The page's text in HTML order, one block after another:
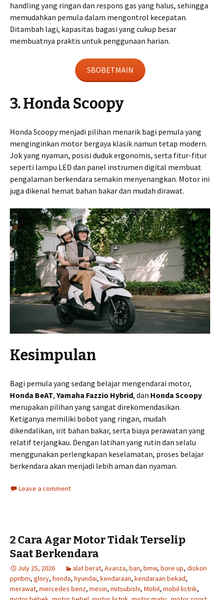
handling yang ringan dan respons gas yang halus, sehingga
memudahkan pemula dalam mengontrol kecepatan.
Ditambah lagi, kapasitas bagasi yang cukup besar
membuatnya praktis untuk penggunaan harian.
SBOBETMAIN
3. Honda Scoopy
Honda Scoopy menjadi pilihan menarik bagi pemula yang
menginginkan motor bergaya klasik namun tetap modern.
Jok yang nyaman, posisi duduk ergonomis, serta fitur-fitur
seperti lampu LED dan panel instrumen digital membuat
pengalaman berkendara semakin menyenangkan. Motor ini
juga dikenal hemat bahan bakar dan mudah dirawat.
Kesimpulan
Bagi pemula yang sedang belajar mengendarai motor,
Honda BeAT, Yamaha Fazzio Hybrid, dan Honda Scoopy
merupakan pilihan yang sangat direkomendasikan.
Ketiganya memiliki bobot yang ringan, mudah
dikendalikan, irit bahan bakar, serta biaya perawatan yang
relatif terjangkau. Dengan latihan yang rutin dan selalu
menggunakan perlengkapan keselamatan, proses belajar
berkendara akan menjadi lebih aman dan nyaman.
Leave a comment
2 Cara Agar Motor Tidak Terselip
Saat Berkendara
July 25, 2026 alat berat, Avanza, ban, bmw, bore up, diskon
ppnbm, glory, honda, hyundai, kendaraan, kendaraan bekad,
merawat, mercedes benz, mesin, mitsubishi, Mobil, mobil listrik,